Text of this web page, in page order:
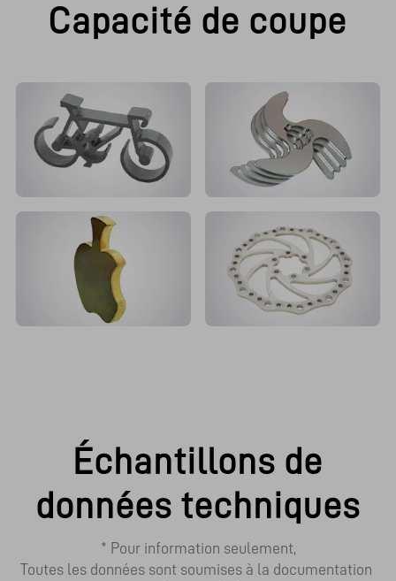
Capacité de coupe
Échantillons de
données techniques
* Pour information seulement,
Toutes les données sont soumises à la documentation